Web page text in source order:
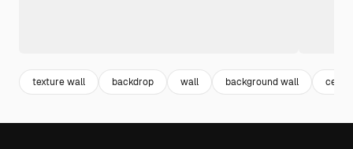
texture wall backdrop wall background wall